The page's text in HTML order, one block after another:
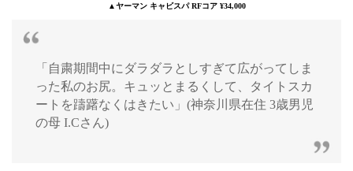
▲ヤーマン キャビスパ RFコア ¥34,000
「自粛期間中にダラダラとしすぎて広がってしま
った私のお尻。キュッとまるくして、タイトスカ
ートを躊躇なくはきたい」(神奈川県在住 3歳男児
の母 I.Cさん)